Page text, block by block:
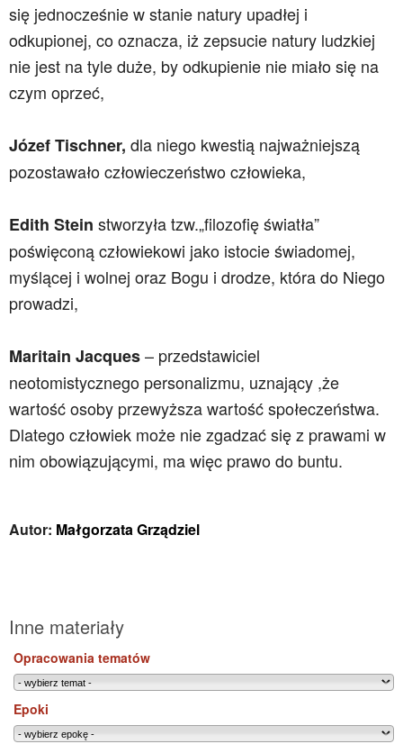
się jednocześnie w stanie natury upadłej i
odkupionej, co oznacza, iż zepsucie natury ludzkiej
nie jest na tyle duże, by odkupienie nie miało się na
czym oprzeć,
Józef Tischner, dla niego kwestią najważniejszą
pozostawało człowieczeństwo człowieka,
Edith Stein stworzyła tzw.„filozofię światła”
poświęconą człowiekowi jako istocie świadomej,
myślącej i wolnej oraz Bogu i drodze, która do Niego
prowadzi,
Maritain Jacques– przedstawiciel
neotomistycznego personalizmu, uznający ,że
wartość osoby przewyższa wartość społeczeństwa.
Dlatego człowiek może nie zgadzać się z prawami w
nim obowiązującymi, ma więc prawo do buntu.
Autor: Małgorzata Grządziel
Inne materiały
Opracowania tematów
Epoki